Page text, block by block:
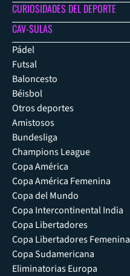
CURIOSIDADES DEL DEPORTE
CAV-SULAS
Pádel
Futsal
Baloncesto
Béisbol
Otros deportes
Amistosos
Bundesliga
Champions League
Copa América
Copa América Femenina
Copa del Mundo
Copa Intercontinental India
Copa Libertadores
Copa Libertadores Femenina
Copa Sudamericana
Eliminatorias Europa